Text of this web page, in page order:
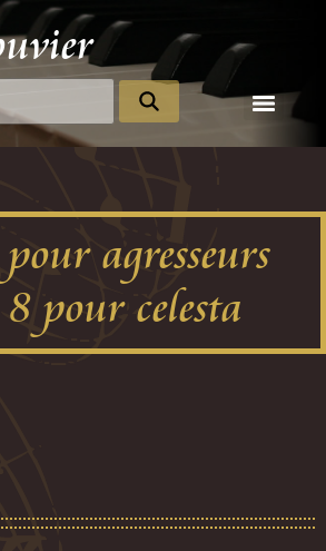
Compositeur
agresseurs
pour celesta